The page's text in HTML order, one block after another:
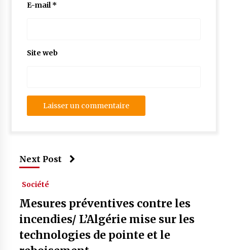
E-mail*
Site web
Next Post
Société
Mesures préventives contre les
incendies/ L’Algérie mise sur les
technologies de pointe et le